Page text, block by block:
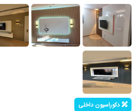
دکوراسیون داخلی